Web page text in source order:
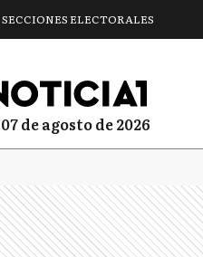
SECCIONES ELECTORALES
de agosto de 2026